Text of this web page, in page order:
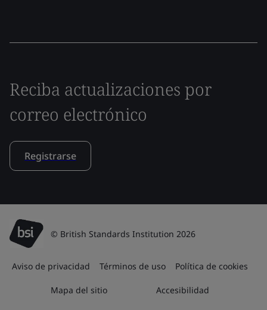
Reciba actualizaciones por
correo electrónico
Registrarse
© British Standards Institution 2026
Aviso de privacidad Términos de uso Política de cookies
Mapa del sitio Accesibilidad